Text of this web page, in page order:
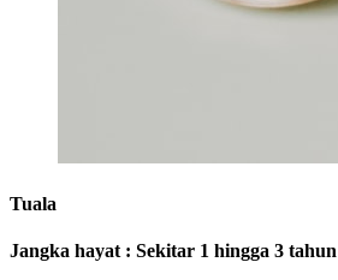
Tuala
Jangka hayat : Sekitar 1 hingga 3 tahun